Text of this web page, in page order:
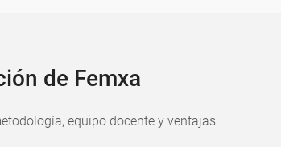
de Femxa
equipo docente y ventajas